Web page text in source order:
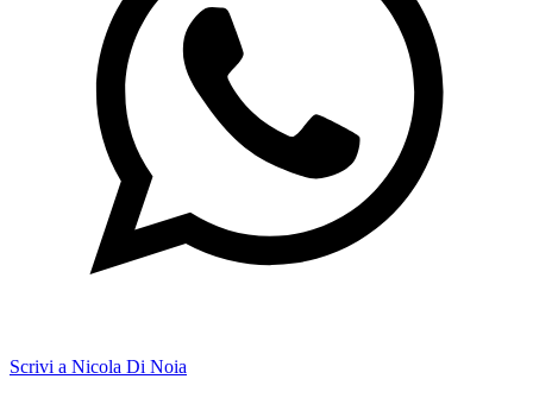
Scrivi a Nicola Di Noia